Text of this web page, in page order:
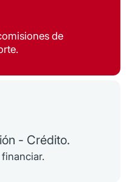
de
- Crédito.